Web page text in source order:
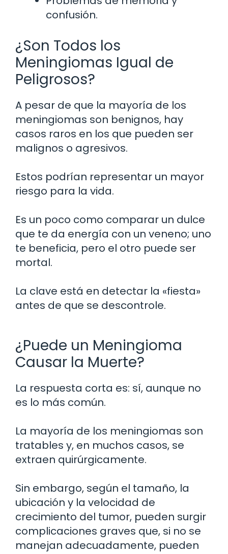
confusión.
¿Son Todos los
Meningiomas Igual de
Peligrosos?
A pesar de que la mayoría de los
meningiomas son benignos, hay
casos raros en los que pueden ser
malignos o agresivos.
Estos podrían representar un mayor
riesgo para la vida.
Es un poco como comparar un dulce
que te da energía con un veneno; uno
te beneficia, pero el otro puede ser
mortal.
La clave está en detectar la «fiesta»
antes de que se descontrole.
¿Puede un Meningioma
Causar la Muerte?
La respuesta corta es: sí, aunque no
es lo más común.
La mayoría de los meningiomas son
tratables y, en muchos casos, se
extraen quirúrgicamente.
Sin embargo, según el tamaño, la
ubicación y la velocidad de
crecimiento del tumor, pueden surgir
complicaciones graves que, si no se
manejan adecuadamente, pueden